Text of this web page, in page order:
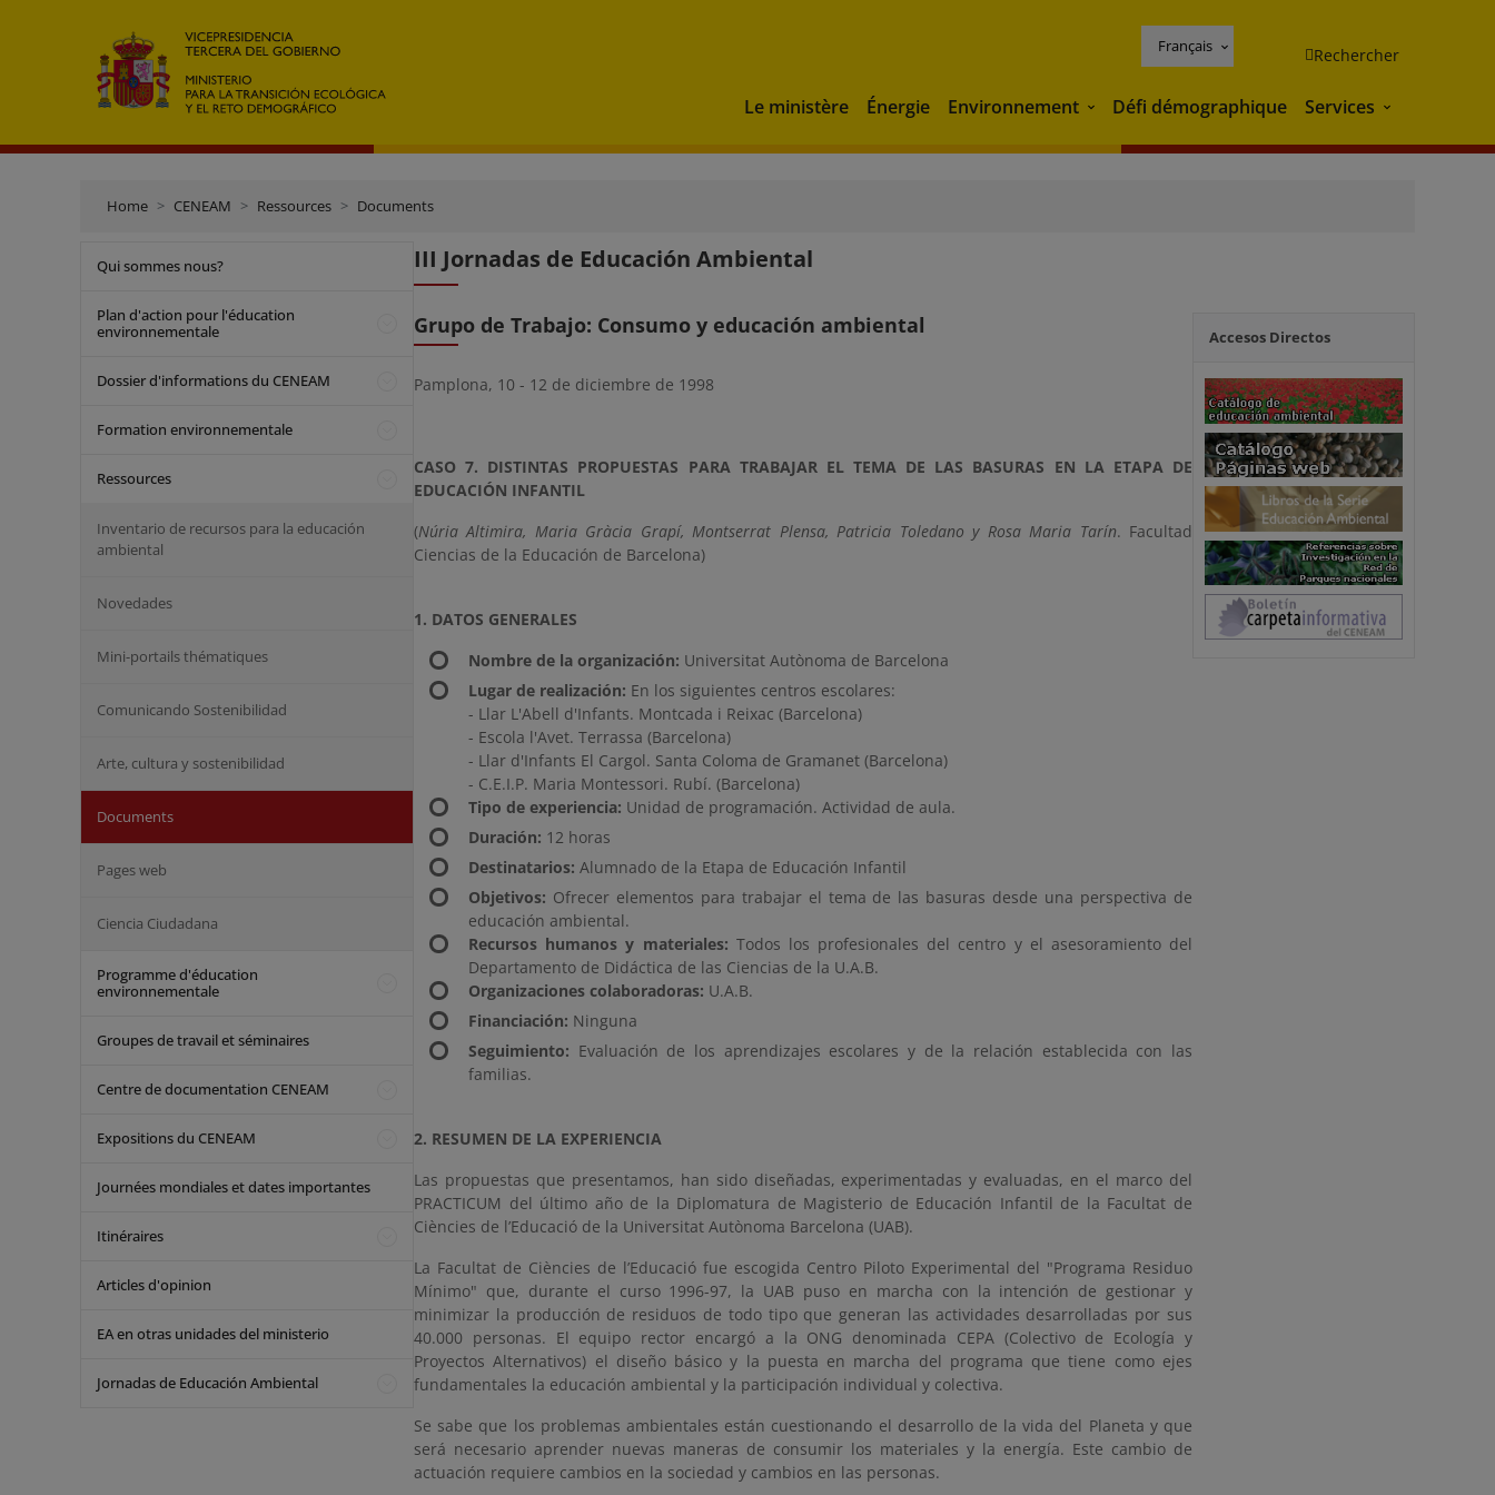
Français Rechercher
Le ministère Énergie Environnement Environnement
Défi démographique Services Services
Home CENEAM Ressources Documents
Qui sommes nous?
Plan d'action pour l'éducation
environnementale
Dossier d'informations du CENEAM
Formation environnementale
Ressources
Inventario de recursos para la educación
ambiental
Novedades
Mini-portails thématiques
Comunicando Sostenibilidad
Arte, cultura y sostenibilidad
Documents
Pages web
Ciencia Ciudadana
Programme d'éducation
environnementale
Groupes de travail et séminaires
Centre de documentation CENEAM
Expositions du CENEAM
Journées mondiales et dates importantes
Itinéraires
Articles d'opinion
EA en otras unidades del ministerio
Jornadas de Educación Ambiental
III Jornadas de Educación Ambiental
Grupo de Trabajo: Consumo y educación ambiental
Pamplona, 10 - 12 de diciembre de 1998
CASO 7. DISTINTAS PROPUESTAS PARA TRABAJAR EL TEMA DE LAS BASURAS EN LA ETAPA DE
EDUCACIÓN INFANTIL
(Núria Altimira, Maria Gràcia Grapí, Montserrat Plensa, Patricia Toledano y Rosa Maria Tarín. Facultad
Ciencias de la Educación de Barcelona)
1. DATOS GENERALES
Nombre de la organización: Universitat Autònoma de Barcelona
Lugar de realización: En los siguientes centros escolares:
- Llar L'Abell d'Infants. Montcada i Reixac (Barcelona)
- Escola l'Avet. Terrassa (Barcelona)
- Llar d'Infants El Cargol. Santa Coloma de Gramanet (Barcelona)
- C.E.I.P. Maria Montessori. Rubí. (Barcelona)
Tipo de experiencia: Unidad de programación. Actividad de aula.
Duración: 12 horas
Destinatarios: Alumnado de la Etapa de Educación Infantil
Objetivos: Ofrecer elementos para trabajar el tema de las basuras desde una perspectiva de
educación ambiental.
Recursos humanos y materiales: Todos los profesionales del centro y el asesoramiento del
Departamento de Didáctica de las Ciencias de la U.A.B.
Organizaciones colaboradoras: U.A.B.
Financiación: Ninguna
Seguimiento: Evaluación de los aprendizajes escolares y de la relación establecida con las
familias.
2. RESUMEN DE LA EXPERIENCIA
Las propuestas que presentamos, han sido diseñadas, experimentadas y evaluadas, en el marco del
PRACTICUM del último año de la Diplomatura de Magisterio de Educación Infantil de la Facultat de
Ciències de l’Educació de la Universitat Autònoma Barcelona (UAB).
La Facultat de Ciències de l’Educació fue escogida Centro Piloto Experimental del "Programa Residuo
Mínimo" que, durante el curso 1996-97, la UAB puso en marcha con la intención de gestionar y
minimizar la producción de residuos de todo tipo que generan las actividades desarrolladas por sus
40.000 personas. El equipo rector encargó a la ONG denominada CEPA (Colectivo de Ecología y
Proyectos Alternativos) el diseño básico y la puesta en marcha del programa que tiene como ejes
fundamentales la educación ambiental y la participación individual y colectiva.
Se sabe que los problemas ambientales están cuestionando el desarrollo de la vida del Planeta y que
será necesario aprender nuevas maneras de consumir los materiales y la energía. Este cambio de
actuación requiere cambios en la sociedad y cambios en las personas.
Accesos Directos